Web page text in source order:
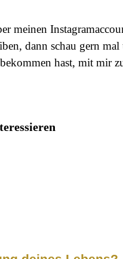
meinen
dann schau gern mal
hast, mit mir